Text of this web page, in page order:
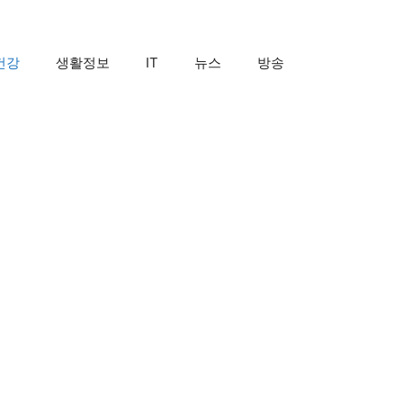
강 생활정보 IT 뉴스 방송